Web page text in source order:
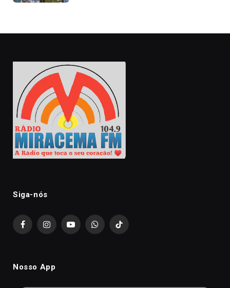
Siga-nós
FacebookInstagramYouTubeWhatsAppTikTok
Nosso App